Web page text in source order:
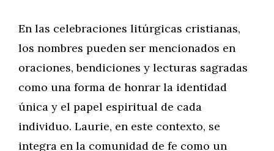
En las celebraciones litúrgicas cristianas,
los nombres pueden ser mencionados en
oraciones, bendiciones y lecturas sagradas
como una forma de honrar la identidad
única y el papel espiritual de cada
individuo. Laurie, en este contexto, se
integra en la comunidad de fe como un